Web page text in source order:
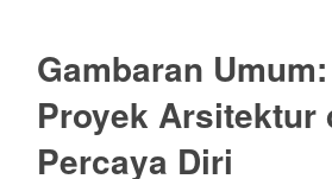
Gambaran
Proyek Arsitektur
Percaya Diri